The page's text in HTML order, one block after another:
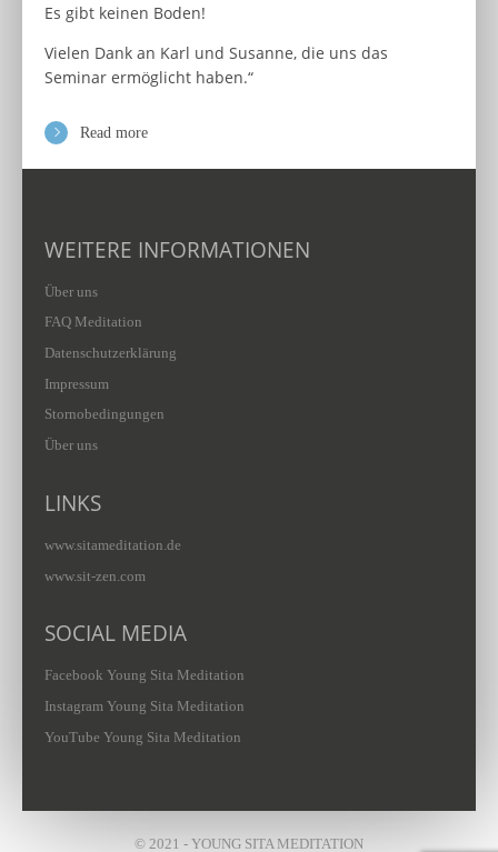
Es gibt keinen Boden!
Vielen Dank an Karl und Susanne, die uns das
Seminar ermöglicht haben.“
Read more
WEITERE INFORMATIONEN
Über uns
FAQ Meditation
Datenschutzerklärung
Impressum
Stornobedingungen
Über uns
LINKS
www.sitameditation.de
www.sit-zen.com
SOCIAL MEDIA
Facebook Young Sita Meditation
Instagram Young Sita Meditation
YouTube Young Sita Meditation
© 2021 - YOUNG SITA MEDITATION